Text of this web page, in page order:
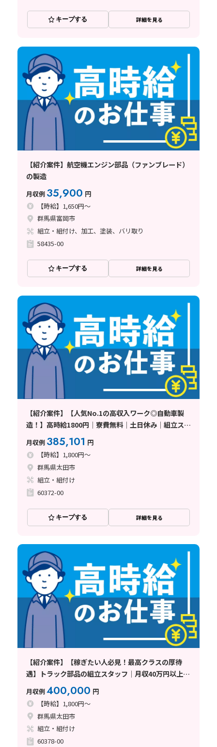
キープする 詳細を見る
【紹介案件】航空機エンジン部品（ファンブレード）
の製造
月収例 35,900 円
【時給】1,650円～
群馬県富岡市
組立・組付け、加工、塗装、バリ取り
58435-00
キープする 詳細を見る
【紹介案件】【人気No.1の高収入ワーク◎自動車製
造！】高時給1800円｜寮費無料｜土日休み｜組立スタ
ッフ｜未経験OK｜即日面接OK｜正社員登用制度あり
〈群馬県太田市〉
月収例 385,101 円
【時給】1,800円～
群馬県太田市
組立・組付け
60372-00
キープする 詳細を見る
【紹介案件】【稼ぎたい人必見！最高クラスの厚待
遇】トラック部品の組立スタッフ｜月収40万円以上｜
未経験OK｜高時給1800円｜寮費無料｜土日休み｜即
入寮可｜即日面接可〈群馬県太田市
月収例400,000 円
【時給】1,800円～
群馬県太田市
組立・組付け
60378-00